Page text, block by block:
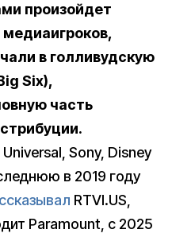
произойдет
в голливудскую
Six),
часть
Sony, Disney
в 2019 году
RTVI.US,
Paramount, с 2025